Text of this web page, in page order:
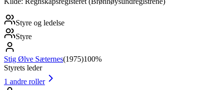
Styre og ledelse
Styre
Stig Ølve Sæternes(1975)100%
Styrets leder
1 andre roller